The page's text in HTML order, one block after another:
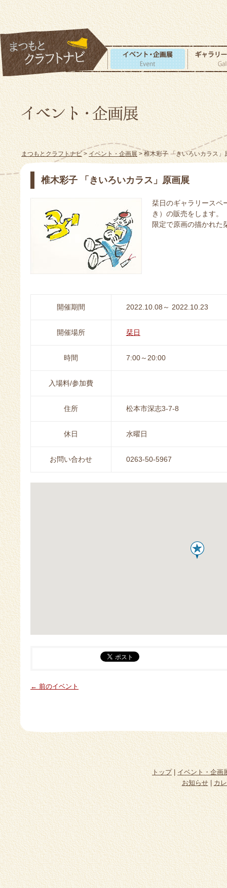
まつもとクラフトナビ>イベント・企画展> 椎木彩子 「きいろいカラス」
椎木彩子 「きいろいカラス」原画展
栞日のギャラリースペ
き）の販売をします。
限定で原画の描かれた
開催期間 2022.10.08～ 2022.10.23
開催場所 栞日
時間 7:00～20:00
入場料/参加費
住所 松本市深志3-7-8
休日 水曜日
お問い合わせ 0263-50-5967
← 前のイベント
トップ|イベント・企画
お知らせ| カ